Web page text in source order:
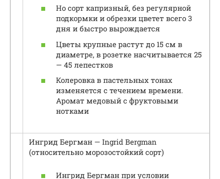
Но сорт капризный, без регулярной
подкормки и обрезки цветет всего 3
дня и быстро вырождается
Цветы крупные растут до 15 см в
диаметре, в розетке насчитывается 25
— 45 лепестков
Колеровка в пастельных тонах
изменяется с течением времени.
Аромат медовый с фруктовыми
нотками
Ингрид Бергман — Ingrid Bergman
(относительно морозостойкий сорт)
Ингрид Бергман при условии